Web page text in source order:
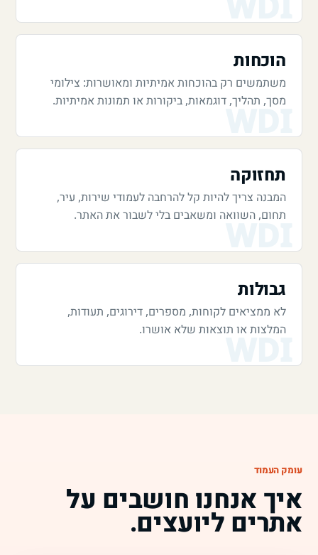
הוכחות
משתמשים רק בהוכחות אמיתיות ומאושרות: צילומי
מסך, תהליך, דוגמאות, ביקורות או תמונות אמיתיות.
תחזוקה
המבנה צריך להיות קל להרחבה לעמודי שירות, עיר,
תחום, השוואה ומשאבים בלי לשבור את האתר.
גבולות
לא ממציאים לקוחות, מספרים, דירוגים, תעודות,
המלצות או תוצאות שלא אושרו.
עומק העמוד
איך אנחנו חושבים על
אתרים ליועצים.